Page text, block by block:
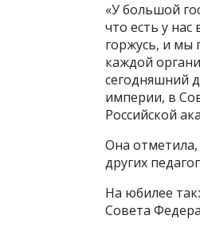
«У большой
что есть у
горжусь, и мы
каждой
сегодняшний
империи, в
Российской
Она отметила,
других
На юбилее
Совета